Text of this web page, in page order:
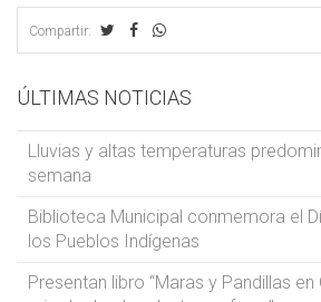
Compartir:
ÚLTIMAS NOTICIAS
Lluvias y altas temperaturas
semana
Biblioteca Municipal conmemora el
los Pueblos Indígenas
Presentan libro “Maras y Pandillas en